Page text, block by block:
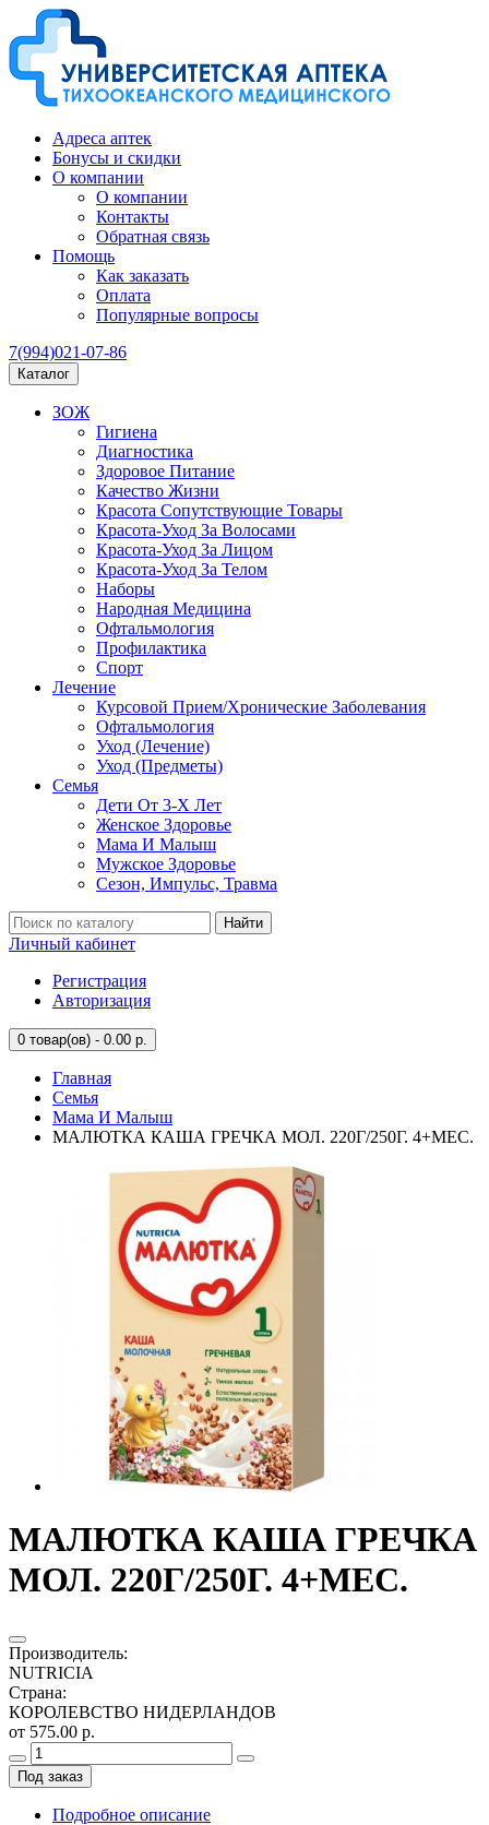
Адреса аптек
Бонусы и скидки
О компании
О компании
Контакты
Обратная связь
Помощь
Как заказать
Оплата
Популярные вопросы
7(994)021-07-86
Каталог
ЗОЖ
Гигиена
Диагностика
Здоровое Питание
Качество Жизни
Красота Сопутствующие Товары
Красота-Уход За Волосами
Красота-Уход За Лицом
Красота-Уход За Телом
Наборы
Народная Медицина
Офтальмология
Профилактика
Спорт
Лечение
Курсовой Прием/Хронические Заболевания
Офтальмология
Уход (Лечение)
Уход (Предметы)
Семья
Дети От 3-Х Лет
Женское Здоровье
Мама И Малыш
Мужское Здоровье
Сезон, Импульс, Травма
Найти
Личный кабинет
Регистрация
Авторизация
0 товар(ов) - 0.00 р.
Главная
Семья
Мама И Малыш
МАЛЮТКА КАША ГРЕЧКА МОЛ. 220Г/250Г. 4+МЕС.
МАЛЮТКА КАША ГРЕЧКА
МОЛ. 220Г/250Г. 4+МЕС.
Производитель:
NUTRICIA
Страна:
КОРОЛЕВСТВО НИДЕРЛАНДОВ
от 575.00 р.
Под заказ
Подробное описание